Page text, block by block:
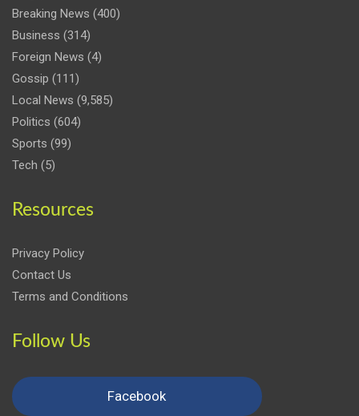
Breaking News (400)
Business (314)
Foreign News (4)
Gossip (111)
Local News (9,585)
Politics (604)
Sports (99)
Tech (5)
Resources
Privacy Policy
Contact Us
Terms and Conditions
Follow Us
Facebook